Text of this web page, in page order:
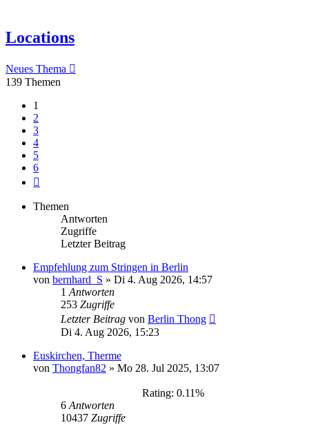
Locations
Neues Thema
139 Themen
1
2
3
4
5
6
Themen
Antworten
Zugriffe
Letzter Beitrag
Empfehlung zum Stringen in Berlin
von bernhard_S » Di 4. Aug 2026, 14:57
1 Antworten
253 Zugriffe
Letzter Beitrag von Berlin Thong
Di 4. Aug 2026, 15:23
Euskirchen, Therme
von Thongfan82 » Mo 28. Jul 2025, 13:07
Rating: 0.11%
6 Antworten
10437 Zugriffe